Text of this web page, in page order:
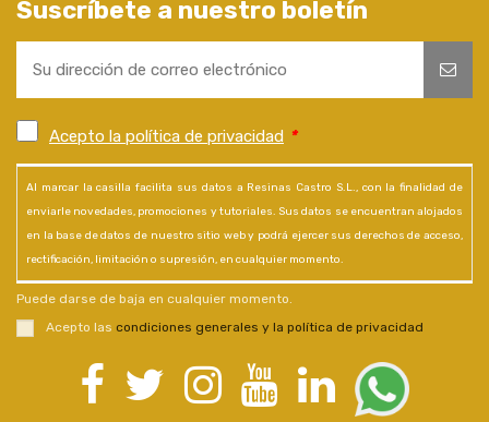
Suscríbete a nuestro boletín
Acepto la política de privacidad *
Al marcar la casilla facilita sus datos a Resinas Castro S.L., con la finalidad de
enviarle novedades, promociones y tutoriales. Sus datos se encuentran alojados
en la base de datos de nuestro sitio web y podrá ejercer sus derechos de acceso,
rectificación, limitación o supresión, en cualquier momento.
Puede darse de baja en cualquier momento.
Acepto las condiciones generales y la política de privacidad